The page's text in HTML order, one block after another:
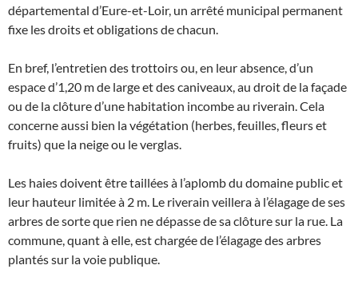
départemental d’Eure-et-Loir, un arrêté municipal permanent
fixe les droits et obligations de chacun.
En bref, l’entretien des trottoirs ou, en leur absence, d’un
espace d’1,20 m de large et des caniveaux, au droit de la façade
ou de la clôture d’une habitation incombe au riverain. Cela
concerne aussi bien la végétation (herbes, feuilles, fleurs et
fruits) que la neige ou le verglas.
Les haies doivent être taillées à l’aplomb du domaine public et
leur hauteur limitée à 2 m. Le riverain veillera à l’élagage de ses
arbres de sorte que rien ne dépasse de sa clôture sur la rue. La
commune, quant à elle, est chargée de l’élagage des arbres
plantés sur la voie publique.